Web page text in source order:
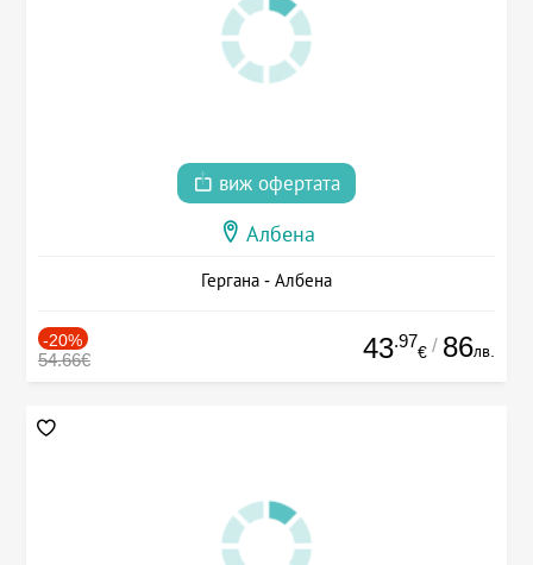
виж офертата
Албена
Гергана - Албена
-20%
54.66€ 43.97
€ / 86лв.